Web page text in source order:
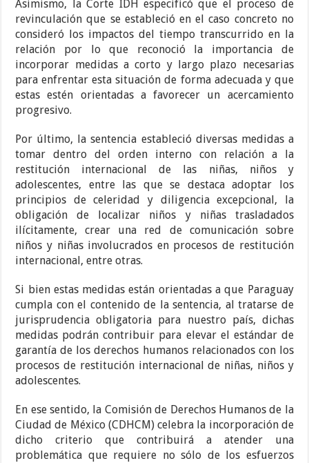
Asimismo, la Corte IDH especificó que el proceso de
revinculación que se estableció en el caso concreto no
consideró los impactos del tiempo transcurrido en la
relación por lo que reconoció la importancia de
incorporar medidas a corto y largo plazo necesarias
para enfrentar esta situación de forma adecuada y que
estas estén orientadas a favorecer un acercamiento
progresivo.
Por último, la sentencia estableció diversas medidas a
tomar dentro del orden interno con relación a la
restitución internacional de las niñas, niños y
adolescentes, entre las que se destaca adoptar los
principios de celeridad y diligencia excepcional, la
obligación de localizar niños y niñas trasladados
ilícitamente, crear una red de comunicación sobre
niños y niñas involucrados en procesos de restitución
internacional, entre otras.
Si bien estas medidas están orientadas a que Paraguay
cumpla con el contenido de la sentencia, al tratarse de
jurisprudencia obligatoria para nuestro país, dichas
medidas podrán contribuir para elevar el estándar de
garantía de los derechos humanos relacionados con los
procesos de restitución internacional de niñas, niños y
adolescentes.
En ese sentido, la Comisión de Derechos Humanos de la
Ciudad de México (CDHCM) celebra la incorporación de
dicho criterio que contribuirá a atender una
problemática que requiere no sólo de los esfuerzos